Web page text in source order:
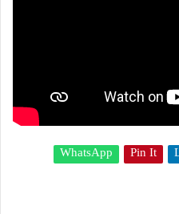
Pin It
WhatsApp